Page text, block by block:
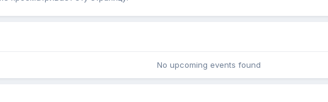
No upcoming events found